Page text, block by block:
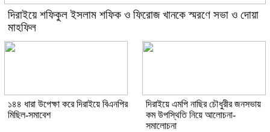
দিরাইয়ে শফিকুল ইসলাম শফিক ও ফিরোজ খানকে স্মরণে সভা ও দোয়া
মাহফিল
১৪৪ ধারা উপেক্ষা করে দিরাইয়ে বিএনপির
মিছিল-সমাবেশ
দিরাইয়ে এমপি নাছির চৌধুরীর জনসভায়
কম উপস্থিতি নিয়ে আলোচনা-
সমালোচনা